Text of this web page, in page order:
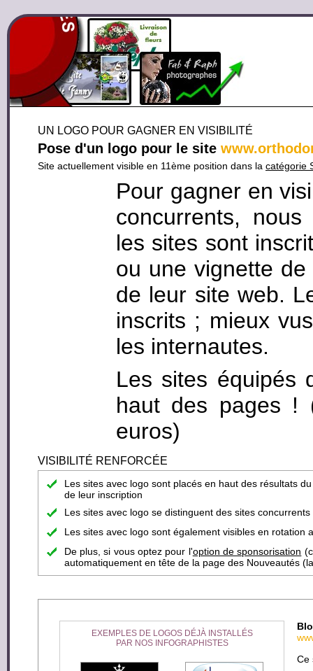
UN LOGO POUR GAGNER EN VISIBILITÉ
Pose d'un logo pour le site
Site actuellement visible en 11ème position dans la catégorie
Pour gagner en
concurrents,
les sites sont
ou une vignette
de leur site web.
inscrits ; mieux
les internautes.
Les sites équipés
haut des pages !
euros)
VISIBILITÉ RENFORCÉE
Les sites avec logo sont placés en haut des résultats
de leur inscription
Les sites avec logo se distinguent des sites
Les sites avec logo sont également visibles en
De plus, si vous optez pour l'option de sponsorisation
automatiquement en tête de la page des Nouveautés
EXEMPLES DE LOGOS DÉJÀ INSTALLÉS
PAR NOS INFOGRAPHISTES
Ce